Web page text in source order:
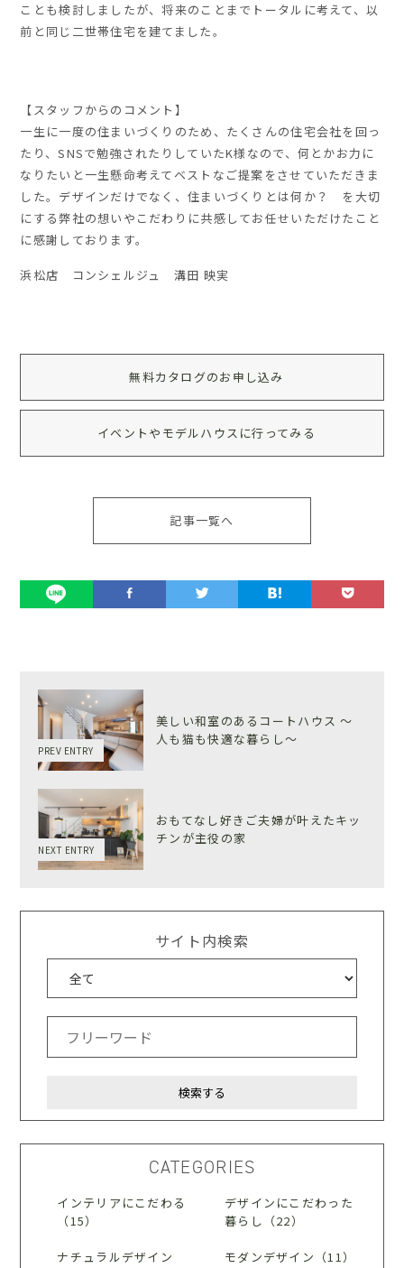
ことも検討しましたが、将来のことまでトータルに考えて、以
前と同じ二世帯住宅を建てました。
【スタッフからのコメント】
一生に一度の住まいづくりのため、たくさんの住宅会社を回っ
たり、SNSで勉強されたりしていたK様なので、何とかお力に
なりたいと一生懸命考えてベストなご提案をさせていただきま
した。デザインだけでなく、住まいづくりとは何か？ を大切
にする弊社の想いやこだわりに共感してお任せいただけたこと
に感謝しております。
浜松店 コンシェルジュ 溝田 映実
無料カタログのお申し込み
イベントやモデルハウスに行ってみる
記事一覧へ
PREV ENTRY
美しい和室のあるコートハウス 〜
人も猫も快適な暮らし～
NEXT ENTRY
おもてなし好きご夫婦が叶えたキッ
チンが主役の家
サイト内検索
CATEGORIES
インテリアにこだわる
（15）
デザインにこだわった
暮らし（22）
ナチュラルデザイン
モダンデザイン（11）